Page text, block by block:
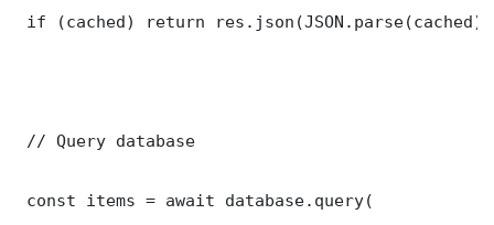
if (cached) return
// Query database
const items = await database.query(